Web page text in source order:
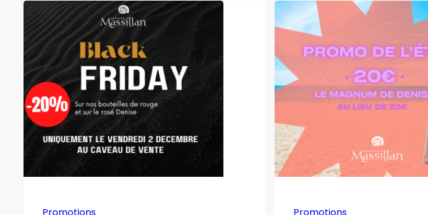
-25% sur une sélection de nos
meilleurs bouteilles
-10% sur les
Bib’s C’est l’occasion parfaite pour…
attendons au caveau,
vendredi de 10h-12h…
Promotions Promotions